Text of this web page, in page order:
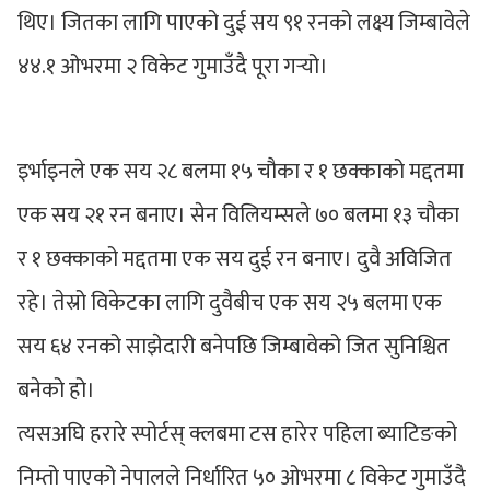
थिए। जितका लागि पाएको दुई सय ९१ रनको लक्ष्य जिम्बावेले
४४.१ ओभरमा २ विकेट गुमाउँदै पूरा गर्‍यो।
इर्भाइनले एक सय २८ बलमा १५ चौका र १ छक्काको मद्दतमा
एक सय २१ रन बनाए। सेन विलियम्सले ७० बलमा १३ चौका
र १ छक्काको मद्दतमा एक सय दुई रन बनाए। दुवै अविजित
रहे। तेस्रो विकेटका लागि दुवैबीच एक सय २५ बलमा एक
सय ६४ रनको साझेदारी बनेपछि जिम्बावेको जित सुनिश्चित
बनेको हो।
त्यसअघि हरारे स्पोर्टस् क्लबमा टस हारेर पहिला ब्याटिङको
निम्तो पाएको नेपालले निर्धारित ५० ओभरमा ८ विकेट गुमाउँदै